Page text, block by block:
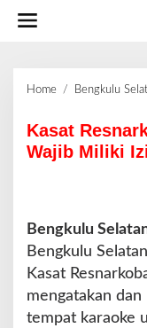
Home / Bengkulu
Kasat
Wajib Miliki
Bengkulu
Bengkulu
Kasat
mengatakan
tempat karaoke